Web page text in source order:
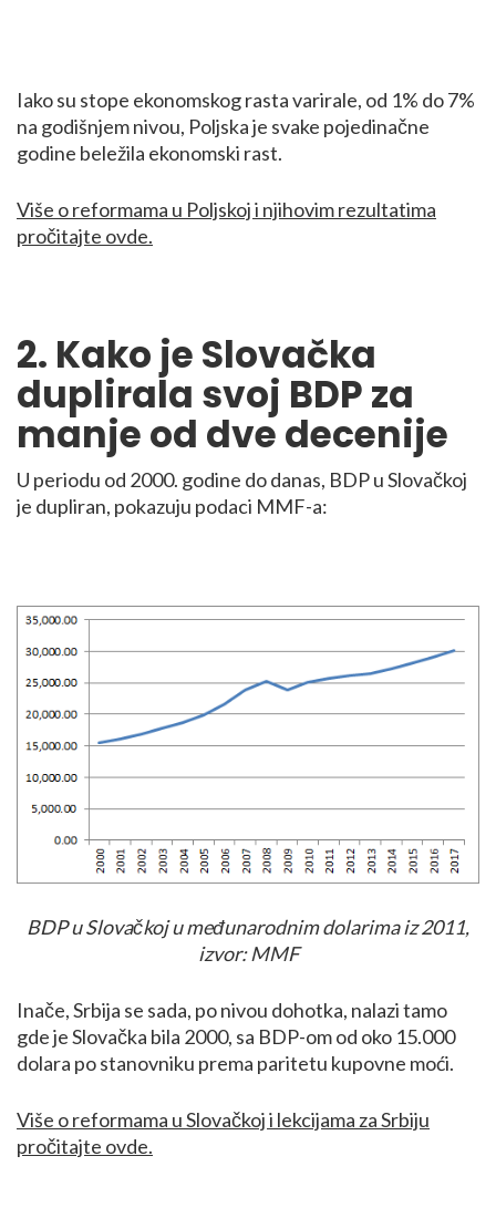
Iako su stope ekonomskog rasta varirale, od 1% do 7%
na godišnjem nivou, Poljska je svake pojedinačne
godine beležila ekonomski rast.
Više o reformama u Poljskoj i njihovim rezultatima
pročitajte ovde.
2. Kako je Slovačka
duplirala svoj BDP za
manje od dve decenije
U periodu od 2000. godine do danas, BDP u Slovačkoj
je dupliran, pokazuju podaci MMF-a:
BDP u Slovačkoj u međunarodnim dolarima iz 2011,
izvor: MMF
Inače, Srbija se sada, po nivou dohotka, nalazi tamo
gde je Slovačka bila 2000, sa BDP-om od oko 15.000
dolara po stanovniku prema paritetu kupovne moći.
Više o reformama u Slovačkoj i lekcijama za Srbiju
pročitajte ovde.